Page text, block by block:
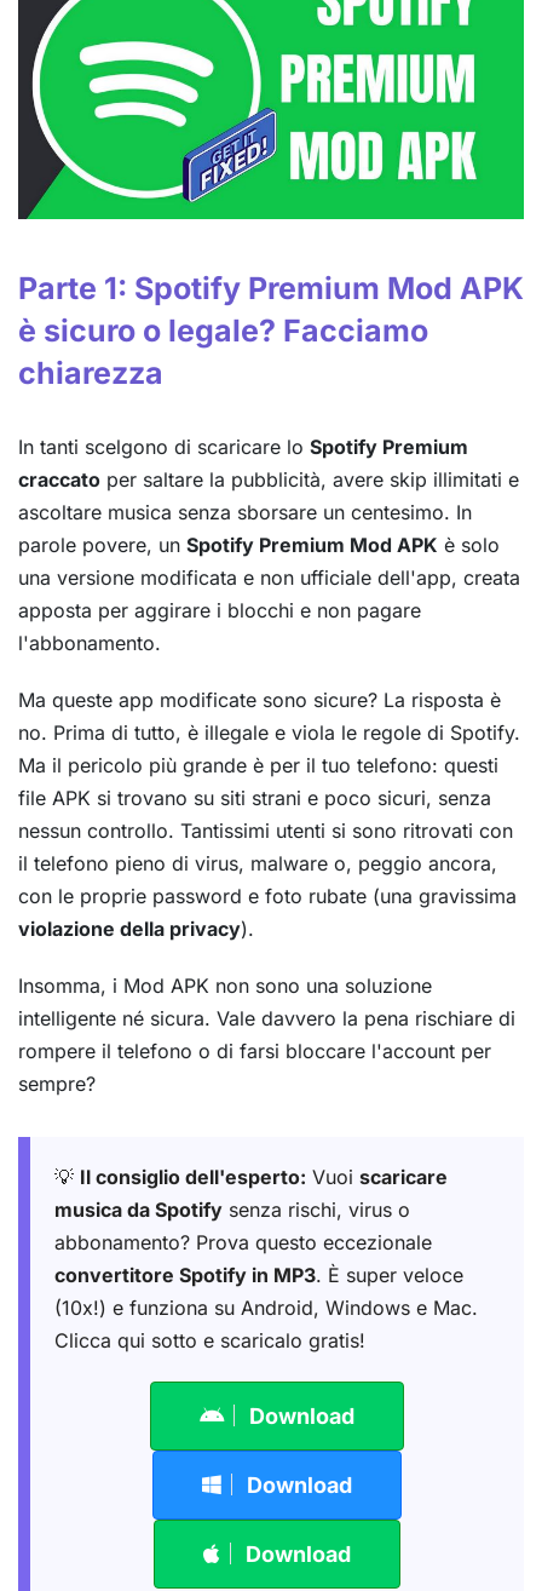
Parte 1: Spotify Premium Mod APK
è sicuro o legale? Facciamo
chiarezza
In tanti scelgono di scaricare lo Spotify Premium
craccato per saltare la pubblicità, avere skip illimitati e
ascoltare musica senza sborsare un centesimo. In
parole povere, un Spotify Premium Mod APK è solo
una versione modificata e non ufficiale dell'app, creata
apposta per aggirare i blocchi e non pagare
l'abbonamento.
Ma queste app modificate sono sicure? La risposta è
no. Prima di tutto, è illegale e viola le regole di Spotify.
Ma il pericolo più grande è per il tuo telefono: questi
file APK si trovano su siti strani e poco sicuri, senza
nessun controllo. Tantissimi utenti si sono ritrovati con
il telefono pieno di virus, malware o, peggio ancora,
con le proprie password e foto rubate (una gravissima
violazione della privacy).
Insomma, i Mod APK non sono una soluzione
intelligente né sicura. Vale davvero la pena rischiare di
rompere il telefono o di farsi bloccare l'account per
sempre?
💡 Il consiglio dell'esperto: Vuoi scaricare
musica da Spotify senza rischi, virus o
abbonamento? Prova questo eccezionale
convertitore Spotify in MP3. È super veloce
(10x!) e funziona su Android, Windows e Mac.
Clicca qui sotto e scaricalo gratis!
Download
Download
Download